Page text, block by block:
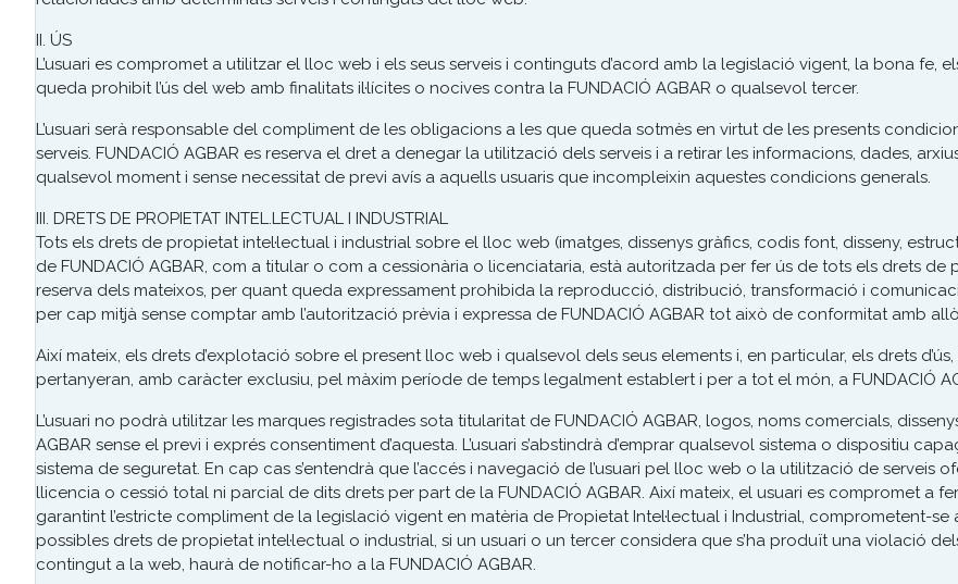
II. ÚS
L’usuari es compromet a utilitzar el lloc web i els seus serveis i continguts d’acord amb la legislació vigent, la bona fe,
queda prohibit l’ús del web amb finalitats il·lícites o nocives contra la FUNDACIÓ AGBAR o qualsevol tercer.
L’usuari serà responsable del compliment de les obligacions a les que queda sotmès en virtut de les presents
serveis. FUNDACIÓ AGBAR es reserva el dret a denegar la utilització dels serveis i a retirar les informacions, dades,
qualsevol moment i sense necessitat de previ avís a aquells usuaris que incompleixin aquestes condicions generals.
III. DRETS DE PROPIETAT INTEL.LECTUAL I INDUSTRIAL
Tots els drets de propietat intel·lectual i industrial sobre el lloc web (imatges, dissenys gràfics, codis font, disseny,
de FUNDACIÓ AGBAR, com a titular o com a cessionària o licenciataria, està autoritzada per fer ús de tots els drets
reserva dels mateixos, per quant queda expressament prohibida la reproducció, distribució, transformació i
per cap mitjà sense comptar amb l’autorització prèvia i expressa de FUNDACIÓ AGBAR tot això de conformitat amb
Així mateix, els drets d’explotació sobre el present lloc web i qualsevol dels seus elements i, en particular, els drets
pertanyeran, amb caràcter exclusiu, pel màxim període de temps legalment establert i per a tot el món, a FUNDACIÓ
L’usuari no podrà utilitzar les marques registrades sota titularitat de FUNDACIÓ AGBAR, logos, noms comercials,
AGBAR sense el previ i exprés consentiment d’aquesta. L’usuari s’abstindrà d’emprar qualsevol sistema o dispositiu
sistema de seguretat. En cap cas s’entendrà que l’accés i navegació de l’usuari pel lloc web o la utilització de serveis
llicencia o cessió total ni parcial de dits drets per part de la FUNDACIÓ AGBAR. Així mateix, el usuari es compromet a
garantint l’estricte compliment de la legislació vigent en matèria de Propietat Intel·lectual i Industrial, comprometent-
possibles drets de propietat intel·lectual o industrial, si un usuari o un tercer considera que s’ha produït una violació
contingut a la web, haurà de notificar-ho a la FUNDACIÓ AGBAR.